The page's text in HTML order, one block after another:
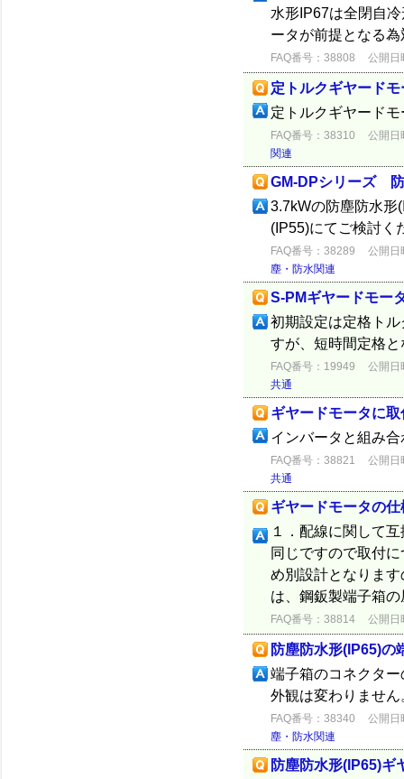
水形IP67は全閉自
ータが前提となる
FAQ番号：38808 公開日
定トルクギヤード
定トルクギヤード
FAQ番号：38310
公開日
関連
GM-DPシリーズ
3.7kWの防塵防水形
(IP55)にてご検討く
FAQ番号：38289
公開日
塵・防水関連
S-PMギヤードモー
初期設定は定格ト
すが、短時間定格
FAQ番号：19949
公開日
共通
ギヤードモータに
インバータと組み
FAQ番号：38821
公開日
共通
ギヤードモータの
１．配線に関して
同じですので取付
め別設計となり
は、鋼鈑製端子箱
FAQ番号：38814 公開日
防塵防水形(IP65)の
端子箱のコネクタ
外観は変わりませ
FAQ番号：38340
公開日
塵・防水関連
防塵防水形(IP65)ギ